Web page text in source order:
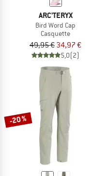
ARC'TERYX
Bird Word Cap
Casquette
49,95 € 34,97 €
5,0(2)
-20 %